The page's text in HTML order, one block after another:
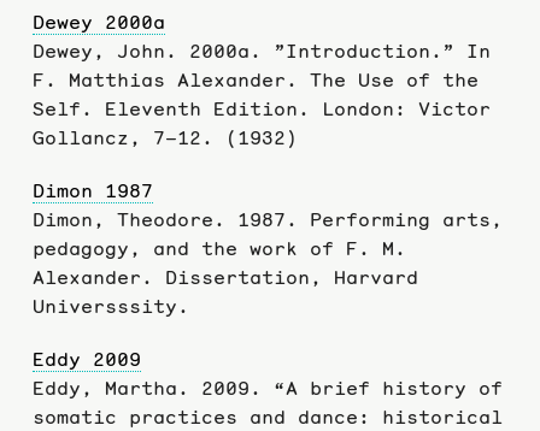
Dewey 2000a
Dewey, John. 2000a. ”Introduction.” In
F. Matthias Alexander. The Use of the
Self. Eleventh Edition. London: Victor
Gollancz, 7–12. (1932)
Dimon 1987
Dimon, Theodore. 1987. Performing arts,
pedagogy, and the work of F. M.
Alexander. Dissertation, Harvard
Universssity.
Eddy 2009
Eddy, Martha. 2009. “A brief history of
somatic practices and dance: historical